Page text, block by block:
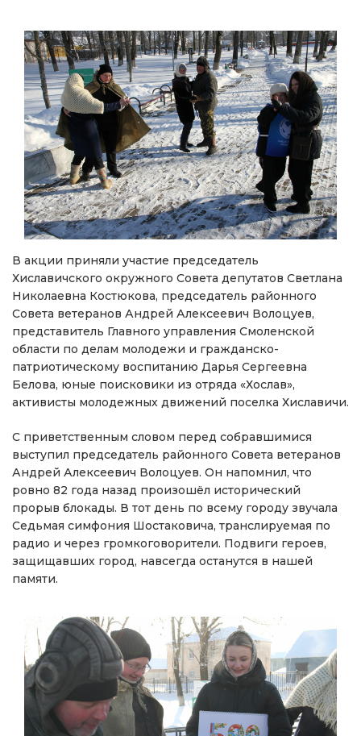
В акции приняли участие председатель
Хиславичского окружного Совета депутатов Светлана
Николаевна Костюкова, председатель районного
Совета ветеранов Андрей Алексеевич Волоцуев,
представитель Главного управления Смоленской
области по делам молодежи и гражданско-
патриотическому воспитанию Дарья Сергеевна
Белова, юные поисковики из отряда «Хослав»,
активисты молодежных движений поселка Хиславичи.
С приветственным словом перед собравшимися
выступил председатель районного Совета ветеранов
Андрей Алексеевич Волоцуев. Он напомнил, что
ровно 82 года назад произошёл исторический
прорыв блокады. В тот день по всему городу звучала
Седьмая симфония Шостаковича, транслируемая по
радио и через громкоговорители. Подвиги героев,
защищавших город, навсегда останутся в нашей
памяти.